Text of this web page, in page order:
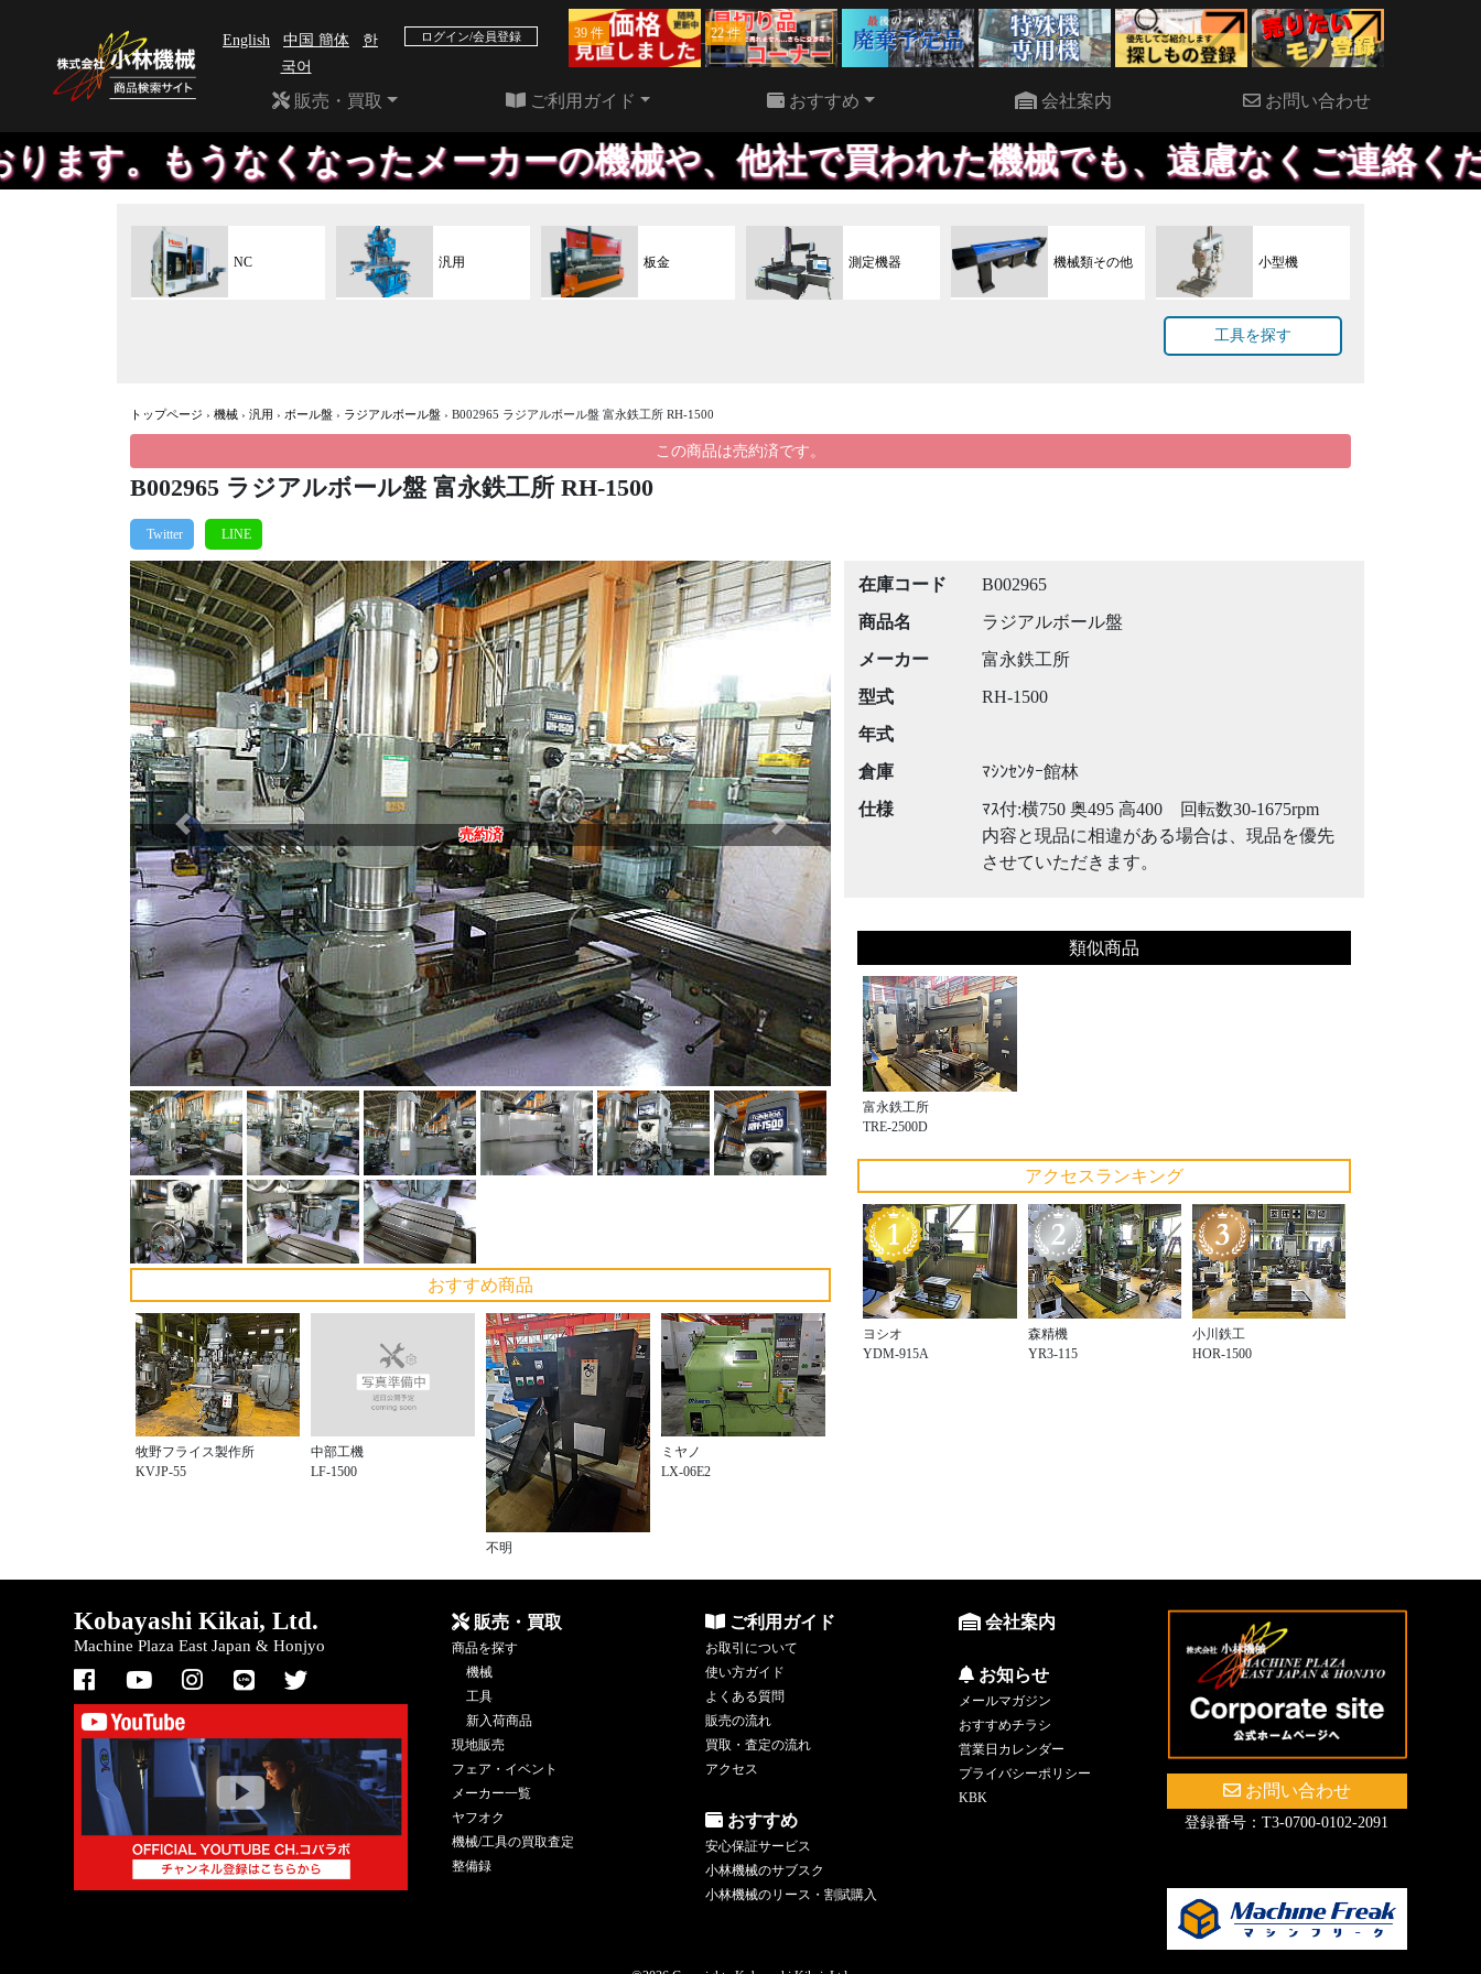
English 中国 簡体
한
국어
ログイン/会員登録 39 件 22 件
販売・買取 ご利用ガイド おすすめ 会社案内 お問い合わせ
くなったメーカーの機械や、他社で買われた機械でも、遠慮なくご連絡ください。出来
NC 汎用 板金 測定機器 機械類その他 小型機
工具を探す
トップページ › 機械 › 汎用 › ボール盤 › ラジアルボール盤 › B002965 ラジアルボール盤 富永鉄工所 RH-1500
この商品は売約済です。
B002965 ラジアルボール盤 富永鉄工所 RH-1500
売約済
Previous Next
おすすめ商品
牧野フライス製作所
KVJP-55
中部工機
LF-1500
不明
ミヤノ
LX-06E2
在庫コード
B002965
商品名
ラジアルボール盤
メーカー
富永鉄工所
型式
RH-1500
年式
倉庫
ﾏｼﾝｾﾝﾀｰ館林
仕様
ﾏｽ付:横750 奥495 高400 回転数30-1675rpm
内容と現品に相違がある場合は、現品を優先
させていただきます。
類似商品
富永鉄工所
TRE-2500D
アクセスランキング
ヨシオ
YDM-915A
森精機
YR3-115
小川鉄工
HOR-1500
Kobayashi Kikai, Ltd.
Machine Plaza East Japan & Honjyo
販売・買取
商品を探す
機械
工具
新入荷商品
現地販売
フェア・イベント
メーカー一覧
ヤフオク
機械/工具の買取査定
整備録
ご利用ガイド
お取引について
使い方ガイド
よくある質問
販売の流れ
買取・査定の流れ
アクセス
おすすめ
安心保証サービス
小林機械のサブスク
小林機械のリース・割賦購入
会社案内
お知らせ
メールマガジン
おすすめチラシ
営業日カレンダー
プライバシーポリシー
KBK
お問い合わせ
登録番号：T3-0700-0102-2091